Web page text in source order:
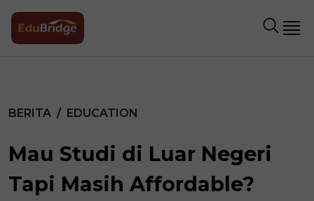
BERITA EDUCATION
Mau Studi di Luar Negeri
Tapi Masih Affordable?